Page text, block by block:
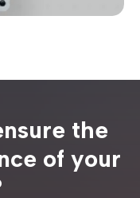
the
of your